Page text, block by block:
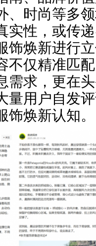
、时尚等多
实性，或传
饰焕新进行
不仅精准匹
需求，更在
量用户自发
焕新认知。